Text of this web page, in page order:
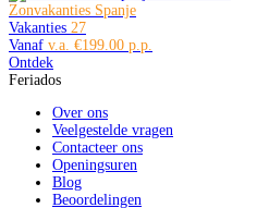
Zonvakanties Spanje
Vakanties 27
Vanaf
€199.00
Ontdek
Feriados
Over ons
Veelgestelde vragen
Contacteer ons
Openingsuren
Blog
Beoordelingen